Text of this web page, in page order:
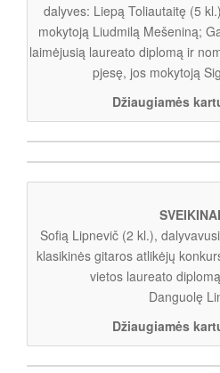
dalyves: Liepą Toliautaitę (5
mokytoją Liudmilą Mešeniną;
laimėjusią laureato diplomą ir
pjesę, jos mokytoją
Džiaugiamės
Sofią Lipnevič (2 kl.),
klasikinės gitaros atlikėjų
vietos laureato
Danguolę
Džiaugiamės